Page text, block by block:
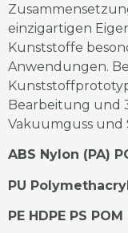
einzigartigen
Kunststoffe
Anwendungen.
Bearbeitung und
Vakuumguss und
ABS Nylon (PA)
PU
PE HDPE PS POM